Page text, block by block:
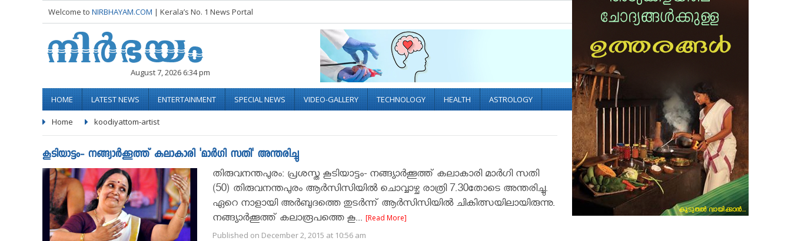
Welcome to NIRBHAYAM.COM | Kerala’s No. 1 News Portal Socialize with us
August 7, 2026 6:34 pm
HOME LATEST NEWS ENTERTAINMENT SPECIAL NEWS VIDEO-GALLERY TECHNOLOGY HEALTH ASTROLOGY
Home koodiyattom-artist
കൂടിയാട്ടം- നങ്ങ്യാര്‍ക്കൂത്ത് കലാകാരി 'മാര്‍ഗി സതി' അന്തരിച്ചു
തിരുവനന്തപുരം: പ്രശസ്ത കൂടിയാട്ടം- നങ്ങ്യാര്‍ക്കൂത്ത് കലാകാരി മാര്‍ഗി സതി
(50) തിരുവനന്തപുരം ആര്‍സിസിയില്‍ ചൊവ്വാഴ്ച രാത്രി 7.30തോടെ അന്തരിച്ചു.
ഏറെ നാളായി അര്‍ബുദത്തെ തുടര്‍ന്ന് ആര്‍സിസിയില്‍ ചികിത്സയിലായിരുന്നു.
നങ്ങ്യാര്‍ക്കൂത്ത് കലാരൂപത്തെ കൂ... [Read More]
Published on December 2, 2015 at 10:56 am